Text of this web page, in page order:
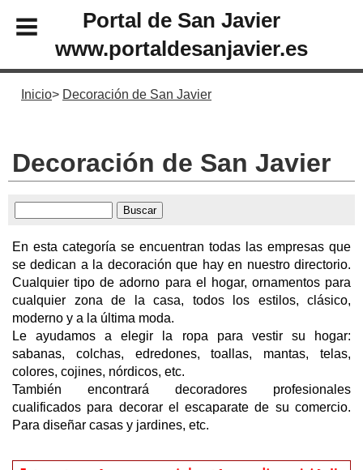
Portal de San Javier
www.portaldesanjavier.es
Inicio Decoración de San Javier
Decoración de San Javier
En esta categoría se encuentran todas las empresas que
se dedican a la decoración que hay en nuestro directorio.
Cualquier tipo de adorno para el hogar, ornamentos para
cualquier zona de la casa, todos los estilos, clásico,
moderno y a la última moda.
Le ayudamos a elegir la ropa para vestir su hogar:
sabanas, colchas, edredones, toallas, mantas, telas,
colores, cojines, nórdicos, etc.
También encontrará decoradores profesionales
cualificados para decorar el escaparate de su comercio.
Para diseñar casas y jardines, etc.